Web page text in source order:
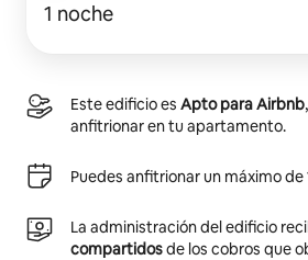
1 noche
Este edificio es Apto para Airbnb
anfitrionar en tu apartamento.
Puedes anfitrionar un máximo de
La administración del edificio
compartidosde los cobros que